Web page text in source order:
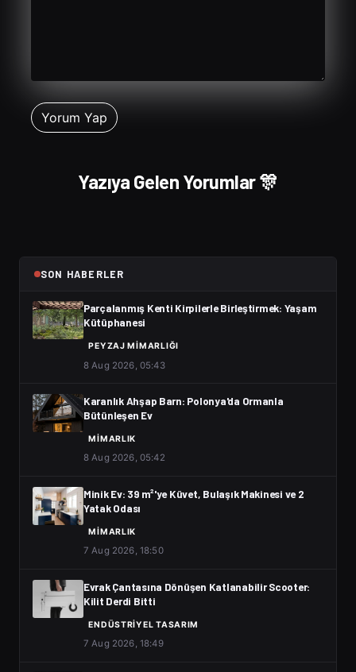
Yazıya Gelen Yorumlar 🎊
SON HABERLER
Parçalanmış Kenti Kirpilerle Birleştirmek: Yaşam
Kütüphanesi
PEYZAJ MIMARLIĞI
8 Aug 2026, 05:43
Karanlık Ahşap Barn: Polonya'da Ormanla
Bütünleşen Ev
MIMARLIK
8 Aug 2026, 05:42
Minik Ev: 39 m²'ye Küvet, Bulaşık Makinesi ve 2
Yatak Odası
MIMARLIK
7 Aug 2026, 18:50
Evrak Çantasına Dönüşen Katlanabilir Scooter:
Kilit Derdi Bitti
ENDÜSTRIYEL TASARIM
7 Aug 2026, 18:49